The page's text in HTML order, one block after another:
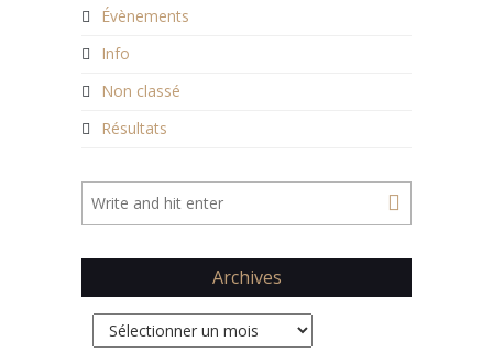
Évènements
Info
Non classé
Résultats
Archives
Archives